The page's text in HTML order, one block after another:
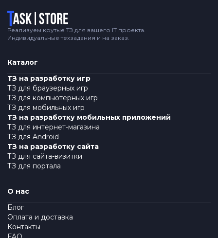
Логотип
Реализуем крутые ТЗ для вашего IT проекта.
Индивидуальные техзадания и на заказ.
Каталог
ТЗ на разработку игр
ТЗ для браузерных игр
ТЗ для компьютерных игр
ТЗ для мобильных игр
ТЗ на разработку мобильных приложений
ТЗ для интернет-магазина
ТЗ для Android
ТЗ на разработку сайта
ТЗ для сайта-визитки
ТЗ для портала
О нас
Блог
Оплата и доставка
Контакты